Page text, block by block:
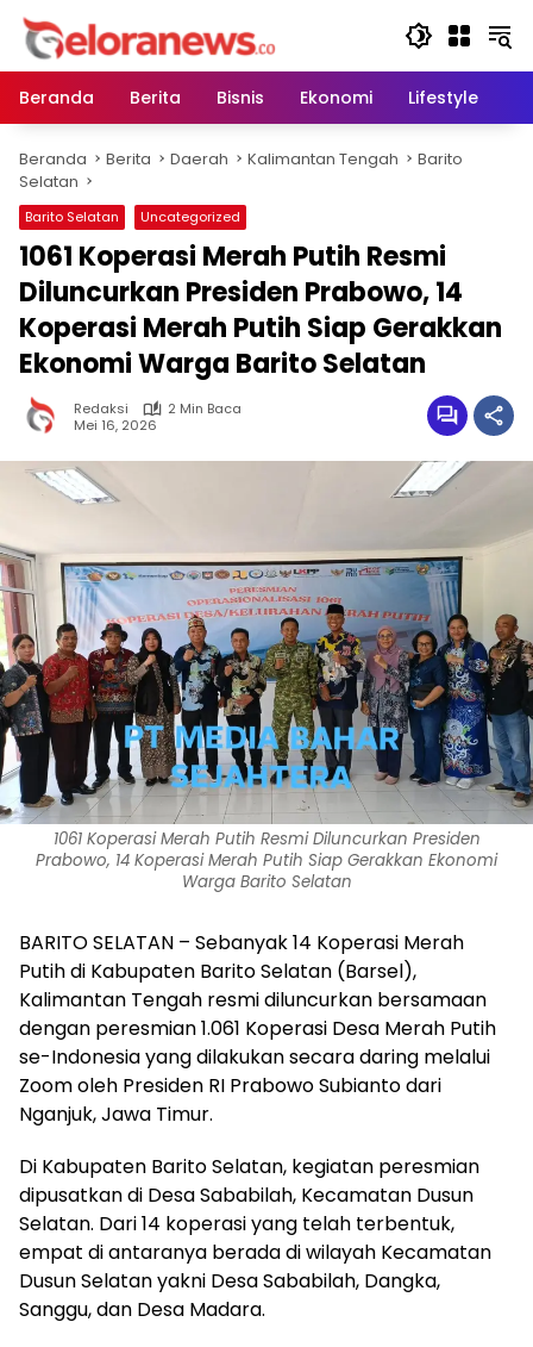
Langsung
konten
Beranda
Berita Bisnis Ekonomi Lifestyle
Beranda Berita Daerah Kalimantan Tengah
Barito
Selatan
Barito Selatan Uncategorized
1061 Koperasi Merah Putih Resmi
Diluncurkan Presiden Prabowo, 14
Koperasi Merah Putih Siap Gerakkan
Ekonomi Warga Barito Selatan
Redaksi
2 Min Baca
Mei 16, 2026
1061 Koperasi Merah Putih Resmi Diluncurkan Presiden
Prabowo, 14 Koperasi Merah Putih Siap Gerakkan Ekonomi
Warga Barito Selatan
BARITO SELATAN – Sebanyak 14 Koperasi Merah
Putih di Kabupaten Barito Selatan (Barsel),
Kalimantan Tengah resmi diluncurkan bersamaan
dengan peresmian 1.061 Koperasi Desa Merah Putih
se-Indonesia yang dilakukan secara daring melalui
Zoom oleh Presiden RI Prabowo Subianto dari
Nganjuk, Jawa Timur.
‎Di Kabupaten Barito Selatan, kegiatan peresmian
dipusatkan di Desa Sababilah, Kecamatan Dusun
Selatan. Dari 14 koperasi yang telah terbentuk,
empat di antaranya berada di wilayah Kecamatan
Dusun Selatan yakni Desa Sababilah, Dangka,
Sanggu, dan Desa Madara.